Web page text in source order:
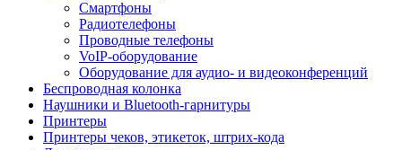
Смартфоны
Радиотелефоны
Проводные телефоны
VoIP-оборудование
Оборудование для аудио- и видеоконференций
Беспроводная колонка
Наушники и Bluetooth-гарнитуры
Принтеры
Принтеры чеков, этикеток, штрих-кода